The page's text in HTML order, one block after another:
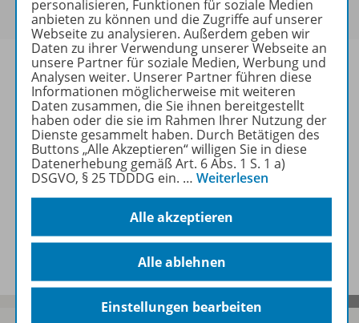
erworben werden.
Produktinformationen
Zugehörige Produkte
Benachrichtigungs-Service
personalisieren, Funktionen für soziale Medien
anbieten zu können und die Zugriffe auf unserer
Webseite zu analysieren. Außerdem geben wir
Daten zu ihrer Verwendung unserer Webseite an
unsere Partner für soziale Medien, Werbung und
Analysen weiter. Unserer Partner führen diese
Informationen möglicherweise mit weiteren
Daten zusammen, die Sie ihnen bereitgestellt
haben oder die sie im Rahmen Ihrer Nutzung der
Dienste gesammelt haben. Durch Betätigen des
Buttons „Alle Akzeptieren“ willigen Sie in diese
Datenerhebung gemäß Art. 6 Abs. 1 S. 1 a)
DSGVO, § 25 TDDDG ein. … Weiterlesen
Alle akzeptieren
Alle ablehnen
Einstellungen bearbeiten